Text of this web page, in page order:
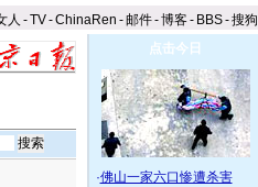
人 -TV-ChinaRen -邮件-博客- BBS-搜狗
点击今日
·佛山一家六口惨遭杀害